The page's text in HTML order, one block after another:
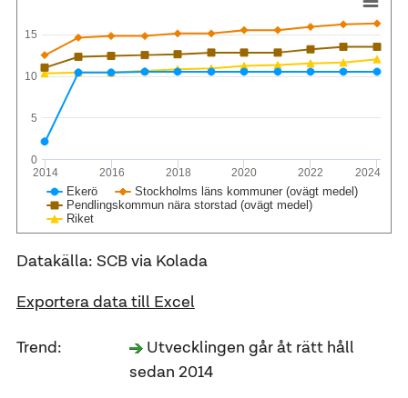
Ekerö
Stockholms läns kommuner (ovägt medel)
Pendlingskommun nära storstad (ovägt medel)
Riket
2014 2016 2018 2020 2022 2024
0
5
10
15
Datakälla: SCB via Kolada
Exportera data till Excel
Trend:
Utvecklingen går åt rätt håll
sedan 2014